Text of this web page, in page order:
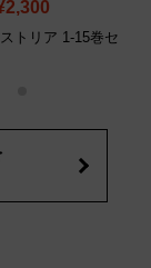
トリア 1-15巻セ